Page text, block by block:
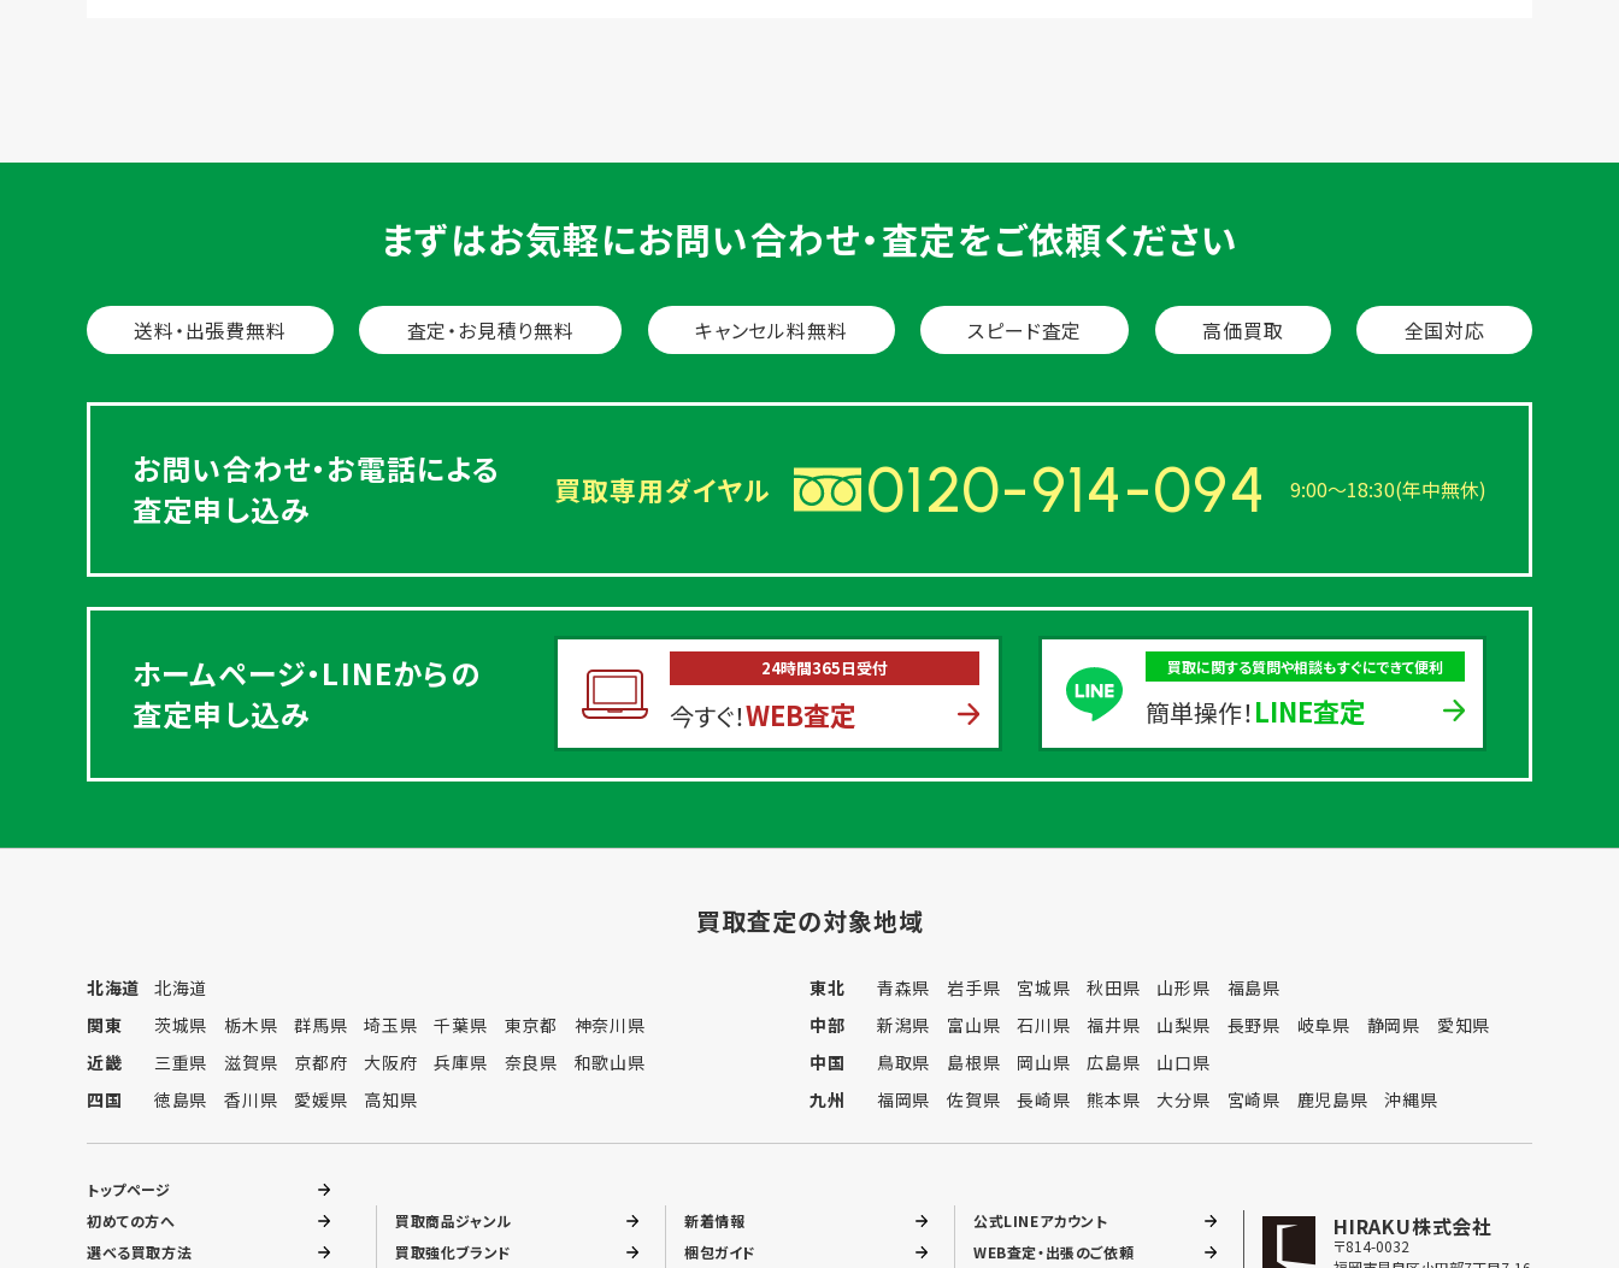
まずはお気軽にお問い合わせ・査定をご依頼ください
送料・出張費無料 査定・お見積り無料 キャンセル料無料 スピード査定 高価買取 全国対応
お問い合わせ・お電話による
査定申し込み
買取専用ダイヤル 0120-914-094 9:00〜18:30(年中無休)
ホームページ・LINEからの
査定申し込み
24時間365日受付
今すぐ！WEB査定
買取に関する質問や相談もすぐにできて便利
簡単操作！LINE査定
買取査定の対象地域
北海道 北海道 東北 青森県 岩手県 宮城県 秋田県 山形県
福島県
関東
茨城県 栃木県 群馬県 埼玉県 千葉県 東京都 神奈川県 中部 新潟県 富山県 石川県 福井県 山梨県 長野県 岐阜県 静岡県
愛知県
近畿
三重県 滋賀県 京都府 大阪府 兵庫県 奈良県 和歌山県 中国 鳥取県 島根県 岡山県 広島県
山口県
四国
徳島県 香川県 愛媛県 高知県 九州 福岡県 佐賀県 長崎県 熊本県 大分県 宮崎県 鹿児島県 沖縄県
トップページ
初めての方へ
選べる買取方法
買取商品ジャンル
買取強化ブランド
新着情報
梱包ガイド
公式LINEアカウント
WEB査定・出張のご依頼
HIRAKU株式会社
〒814-0032